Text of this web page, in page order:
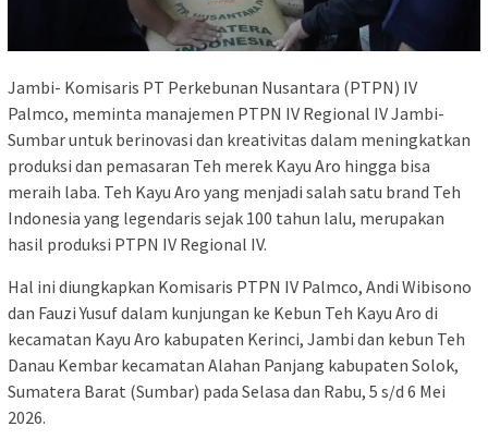
Jambi- Komisaris PT Perkebunan Nusantara (PTPN) IV
Palmco, meminta manajemen PTPN IV Regional IV Jambi-
Sumbar untuk berinovasi dan kreativitas dalam meningkatkan
produksi dan pemasaran Teh merek Kayu Aro hingga bisa
meraih laba. Teh Kayu Aro yang menjadi salah satu brand Teh
Indonesia yang legendaris sejak 100 tahun lalu, merupakan
hasil produksi PTPN IV Regional IV.
Hal ini diungkapkan Komisaris PTPN IV Palmco, Andi Wibisono
dan Fauzi Yusuf dalam kunjungan ke Kebun Teh Kayu Aro di
kecamatan Kayu Aro kabupaten Kerinci, Jambi dan kebun Teh
Danau Kembar kecamatan Alahan Panjang kabupaten Solok,
Sumatera Barat (Sumbar) pada Selasa dan Rabu, 5 s/d 6 Mei
2026.